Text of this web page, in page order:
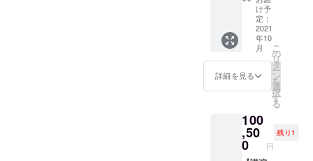
ん。
※DREA
MSPAR
Kのアカ
ウント
放題
PASSに
す。
ご利用
時にお
見せく
ださ
※トッピ
ング等
につき
まして
は別途
お願い
しま
ターン
は本人
のみ使
用可能
なりま
す。 ※
ラーメ
ンのみ
食べ放
りま
す。 ※
増し・
限定
ラーメ
ンにつ
だきま
す。 ※
夢を語
れ 別府
でのみ
使用可
能で
利用に
なれま
せん。
※21年
回以
上』で
ご利用
いただ
くとお
得にな
りま
DREAM
SPARK
の初期
ユー
＆
【DRE
AMSPA
RKの原
野を開
拓する
年間
ラーメ
ンが食
べ放題
け予
定：
2021
年10
月
詳細を見る
こ
の
リ
タ
ー
ン
を
選
択
す
る
100
,50
0 円
残り1